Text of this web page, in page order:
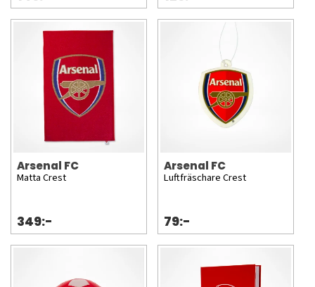
Arsenal FC
Matta Crest
349:-
Arsenal FC
Luftfräschare Crest
79:-